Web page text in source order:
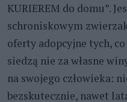
KURIEREM do domu”.
schroniskowym
oferty adopcyjne tych,
siedzą nie za własne
na swojego człowieka:
bezskutecznie, nawet